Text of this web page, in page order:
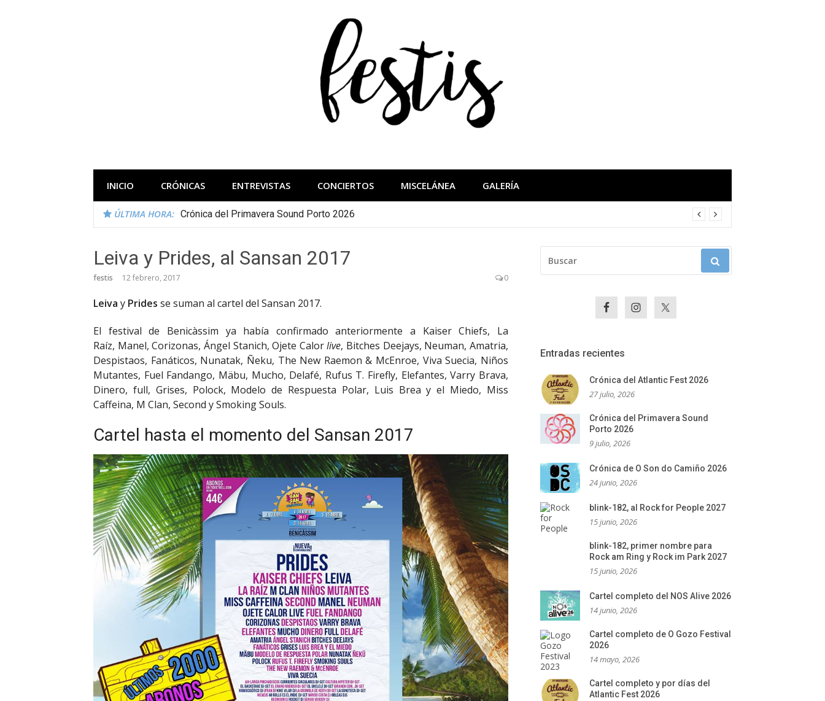
INICIO CRÓNICAS ENTREVISTAS CONCIERTOS MISCELÁNEA GALERÍA
ÚLTIMA HORA: Crónica del Primavera Sound Porto 2026
Leiva y Prides, al Sansan 2017
festis 12 febrero, 2017 0
Leiva y Prides se suman al cartel del Sansan 2017.
El festival de Benicàssim ya había confirmado anteriormente a Kaiser Chiefs, La
Raíz, Manel, Corizonas, Ángel Stanich, Ojete Calorlive, Bitches Deejays, Neuman, Amatria,
Despistaos, Fanáticos, Nunatak, Ñeku, The New Raemon & McEnroe, Viva Suecia, Niños
Mutantes, Fuel Fandango, Mäbu, Mucho, Delafé, Rufus T. Firefly, Elefantes, Varry Brava,
Dinero, full, Grises, Polock, Modelo de Respuesta Polar, Luis Brea y el Miedo, Miss
Caffeina, M Clan, Second y Smoking Souls.
Cartel hasta el momento del Sansan 2017
Entradas recientes
Crónica del Atlantic Fest 2026
27 julio, 2026
Crónica del Primavera Sound
Porto 2026
9 julio, 2026
Crónica de O Son do Camiño 2026
24 junio, 2026
blink-182, al Rock for People 2027
15 junio, 2026
blink-182, primer nombre para
Rock am Ring y Rock im Park 2027
15 junio, 2026
Cartel completo del NOS Alive 2026
14 junio, 2026
Cartel completo de O Gozo Festival
2026
14 mayo, 2026
Cartel completo y por días del
Atlantic Fest 2026